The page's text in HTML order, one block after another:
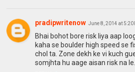
pradipwritenow June 8, 2014 at 5:20
Bhai bohot bore risk liya aap
kaha se boulder high speed se
chol ta. Zone dekh ke vi kuch
somjhta hu aage aisan risk na le.